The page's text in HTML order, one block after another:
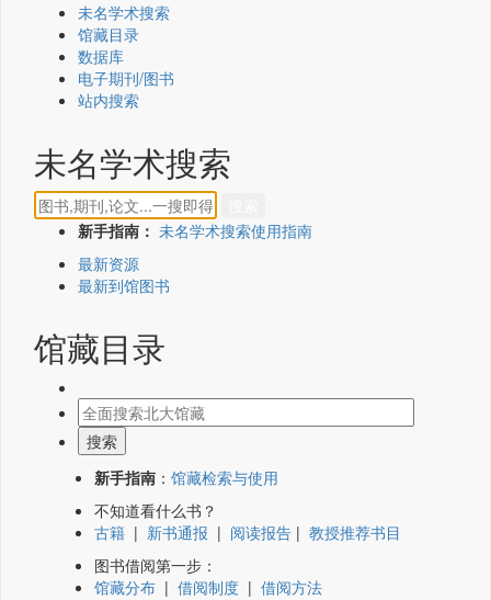
未名学术搜索
馆藏目录
数据库
电子期刊/图书
站内搜索
未名学术搜索
新手指南： 未名学术搜索使用指南
最新资源
最新到馆图书
馆藏目录
新手指南 ： 馆藏检索与使用
不知道看什么书？
古籍 | 新书通报 | 阅读报告 | 教授推荐书目
图书借阅第一步：
馆藏分布 | 借阅制度 | 借阅方法